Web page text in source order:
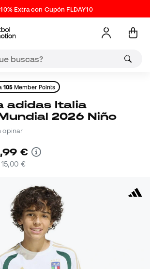
Extra con Cupón FLDAY10
105 Member Points
2026 Niño
opinar
,99 €
15,00 €